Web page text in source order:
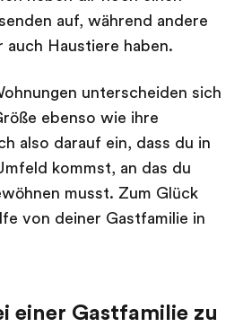
auf, während andere
auch Haustiere haben.
unterscheiden sich
ebenso wie ihre
also darauf ein, dass du in
kommst, an das du
musst. Zum Glück
von deiner Gastfamilie in
einer Gastfamilie zu